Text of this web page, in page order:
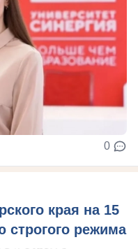
0
края на 15
строгого режима